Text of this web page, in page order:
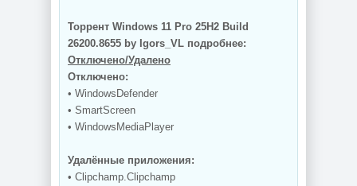
Торрент Windows 11 Pro 25H2 Build
26200.8655 by Igors_VL подробнее:
Отключено/Удалено
Отключено:
• WindowsDefender
• SmartScreen
• WindowsMediaPlayer
Удалённые приложения:
• Clipchamp.Clipchamp